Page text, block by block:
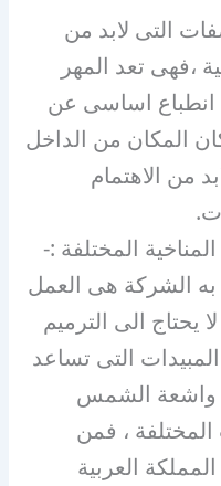
التى لابد من
،فهى تعد المهر
انطباع اساسى عن
المكان من الداخل
من الاهتمام
المختلفة :-
الشركة هى العمل
الى الترميم
التى تساعد
واشعة الشمس
المختلفة ، فمن
العربية